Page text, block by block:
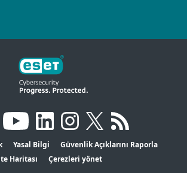
Yasal Bilgi
Güvenlik Açıklarını Raporla
Haritası
Çerezleri yönet